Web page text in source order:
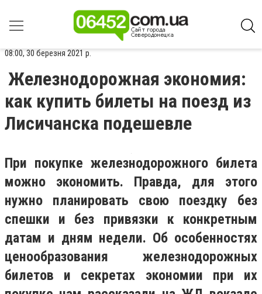
08:00, 30 березня 2021 р.
Железнодорожная экономия:
как купить билеты на поезд из
Лисичанска подешевле
При покупке железнодорожного билета
можно экономить. Правда, для этого
нужно планировать свою поездку без
спешки и без привязки к конкретным
датам и дням недели. Об особенностях
ценообразования железнодорожных
билетов и секретах экономии при их